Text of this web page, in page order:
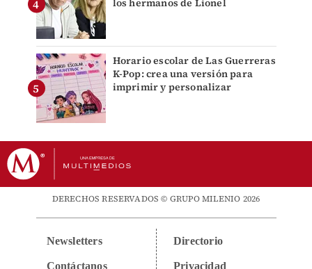
Horario escolar de Las Guerreras
K-Pop: crea una versión para
imprimir y personalizar
DERECHOS RESERVADOS © GRUPO MILENIO 2026
Newsletters
Contáctanos
Directorio
Privacidad